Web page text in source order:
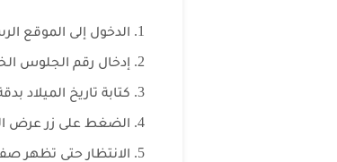
الدخول إلى الموقع
إدخال رقم الجلوس
كتابة تاريخ الميلاد
الضغط على زر عرض
الانتظار حتى تظهر